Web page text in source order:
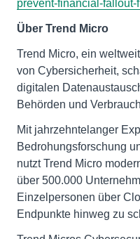
prevent-financial-fallout-
Über Trend Micro
Trend Micro, ein
von Cybersicherheit,
digitalen
Behörden und
Mit jahrzehntelanger
Bedrohungsforschung
nutzt Trend Micro
über 500.000
Einzelpersonen über
Endpunkte hinweg zu